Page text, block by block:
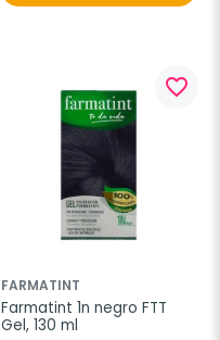
favorite_border
FARMATINT
Farmatint 1n negro FTT
Gel, 130 ml